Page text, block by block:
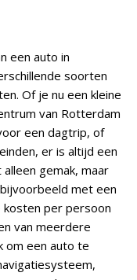
een auto in
soorten
Of je nu een kleine
van Rotterdam
een dagtrip, of
er is altijd een
gemak, maar
met een
per persoon
van meerdere
om een auto te